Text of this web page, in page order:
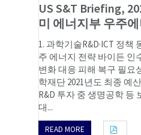
US S&T Briefing,
미 에너지부 우주
1. 과학기술R&D·ICT 정책
주 에너지 전략 바이든 인
변화 대응 피해 복구 필요
학재단 2021년도 최종 예
R&D 투자 중 생명공학 등
대...
READ MORE